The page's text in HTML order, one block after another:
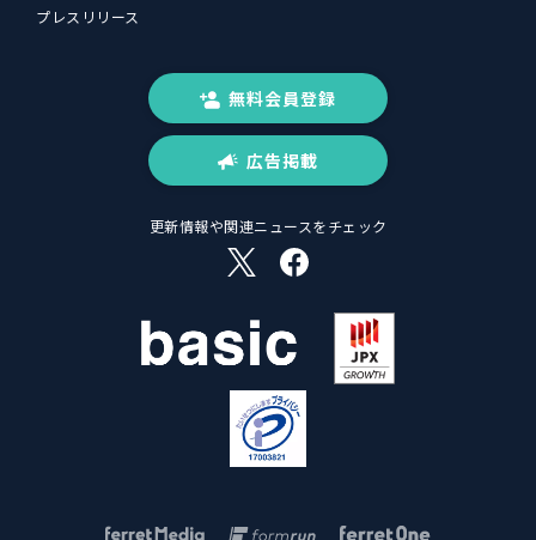
プレスリリース
無料会員登録
広告掲載
更新情報や関連ニュースをチェック